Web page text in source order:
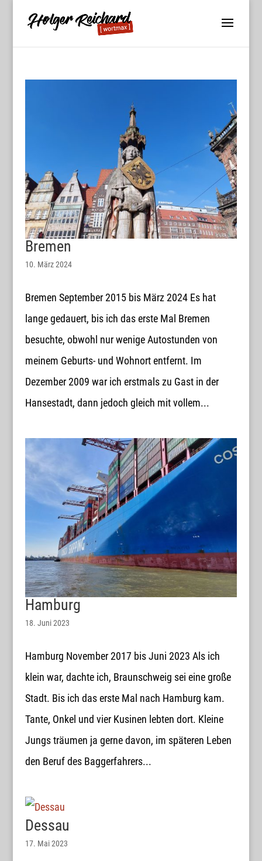
Bremen
10. März 2024
Bremen September 2015 bis März 2024 Es hat
lange gedauert, bis ich das erste Mal Bremen
besuchte, obwohl nur wenige Autostunden von
meinem Geburts- und Wohnort entfernt. Im
Dezember 2009 war ich erstmals zu Gast in der
Hansestadt, dann jedoch gleich mit vollem...
Hamburg
18. Juni 2023
Hamburg November 2017 bis Juni 2023 Als ich
klein war, dachte ich, Braunschweig sei eine große
Stadt. Bis ich das erste Mal nach Hamburg kam.
Tante, Onkel und vier Kusinen lebten dort. Kleine
Jungs träumen ja gerne davon, im späteren Leben
den Beruf des Baggerfahrers...
Dessau
17. Mai 2023